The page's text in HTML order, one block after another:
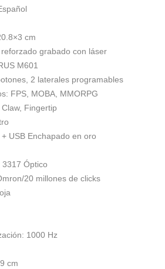
cm
reforzado grabado con láser
M601
2 laterales programables
FPS, MOBA, MMORPG
Claw, Fingertip
USB Enchapado en oro
3317 Óptico
20 millones de clicks
1000 Hz
cm